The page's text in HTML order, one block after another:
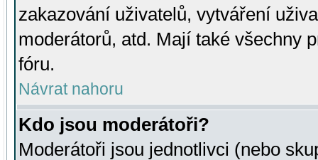
zakazování uživatelů, vytváření
moderátorů, atd. Mají také všechny
fóru.
Návrat nahoru
Kdo jsou moderátoři?
Moderátoři jsou jednotlivci (nebo